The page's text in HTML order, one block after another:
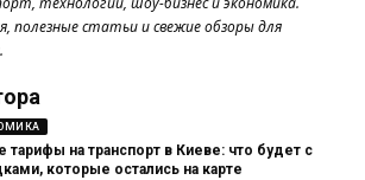
полезные статьи и свежие обзоры для
тарифы на транспорт в Киеве: что будет с
которые остались на карте